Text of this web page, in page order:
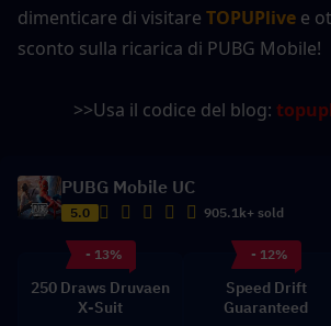
dimenticare di visitare TOPUPlive e
sconto sulla ricarica di PUBG Mobile!
>>Usa il codice del blog:
PUBG Mobile UC
5.0 905.1k+ sold
- 13%
250 Draws Druvaen
X-Suit
- 12%
Speed Drift
Guaranteed